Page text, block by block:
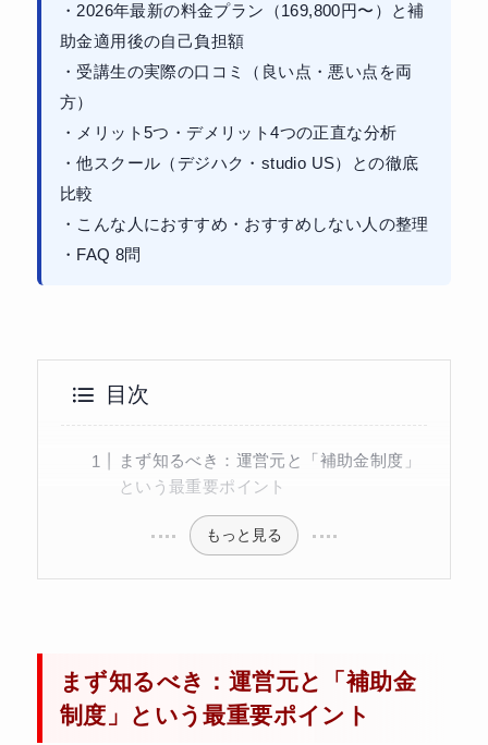
・2026年最新の料金プラン（169,800円〜）と補
助金適用後の自己負担額
・受講生の実際の口コミ（良い点・悪い点を両
方）
・メリット5つ・デメリット4つの正直な分析
・他スクール（デジハク・studio US）との徹底
比較
・こんな人におすすめ・おすすめしない人の整理
・FAQ 8問
目次
まず知るべき：運営元と「補助金制度」
という最重要ポイント
もっと見る
まず知るべき：運営元と「補助金
制度」という最重要ポイント